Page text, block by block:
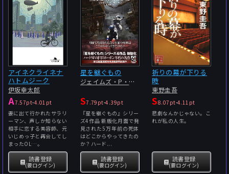
アイネクライネナ
ハトムジーク
伊坂幸太郎
A7.57pt-4.01pt
妻に出て行かれたサラリ
ーマン、声しか知らない
相手に恋する美容師、元
いじめっ子と再会してし
まったOL…。
読書登録
(要ログイン)
星を継ぐもの
ジェイムズ・P・ホーガン
S7.79pt-4.39pt
『星を継ぐもの』シリー
ズ4作品 新版化月面で発
見された5万年前の死体
はどこからやってきたの
か？ハード...
読書登録
(要ログイン)
祈りの幕が下りる
時
東野圭吾
S8.07pt-4.11pt
悲劇なんかじゃない。こ
れが私の人生。
読書登録
(要ログイン)